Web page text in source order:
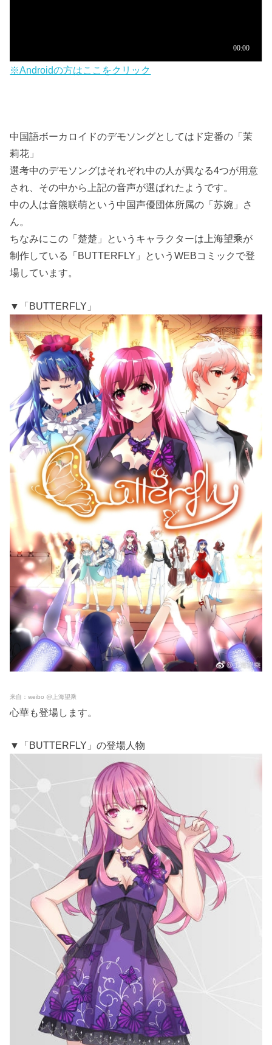
※Androidの方はここをクリック
中国語ボーカロイドのデモソングとしてはド定番の「茉
莉花」
選考中のデモソングはそれぞれ中の人が異なる4つが用意
され、その中から上記の音声が選ばれたようです。
中の人は音熊联萌という中国声優団体所属の「苏婉」さ
ん。
ちなみにこの「楚楚」というキャラクターは上海望乘が
制作している「BUTTERFLY」というWEBコミックで登
場しています。
▼「BUTTERFLY」
来自：weibo @上海望乘
心華も登場します。
▼「BUTTERFLY」の登場人物